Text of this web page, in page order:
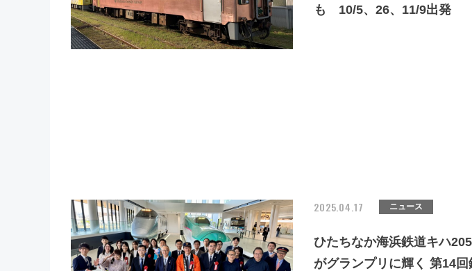
も 10/5、26、11/9出発
2025.04.17 ニュース
ひたちなか海浜鉄道キハ
がグランプリに輝く 第14